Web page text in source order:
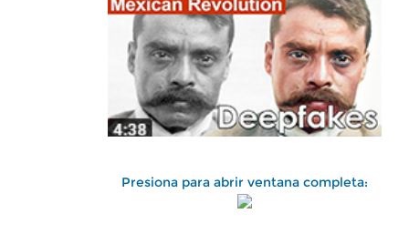
Presiona para abrir ventana completa: